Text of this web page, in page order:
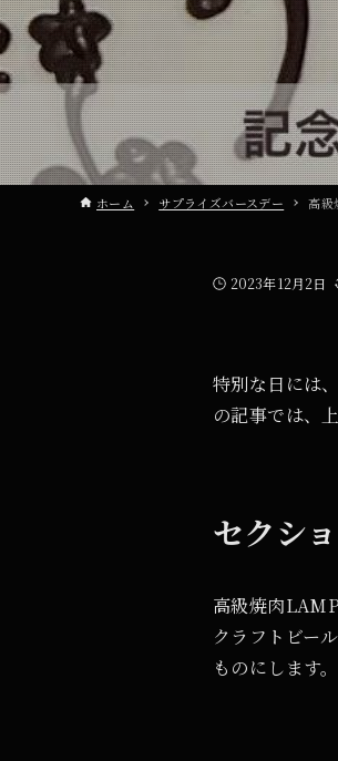
ホーム サプライズバースデー 高級
2023年12月2日
特別な日には
の記事では、
セクシ
高級焼肉
クラフトビー
ものにします。